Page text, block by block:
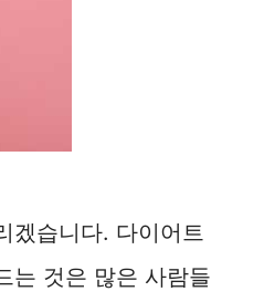
겠습니다. 다이어트
는 것은 많은 사람들